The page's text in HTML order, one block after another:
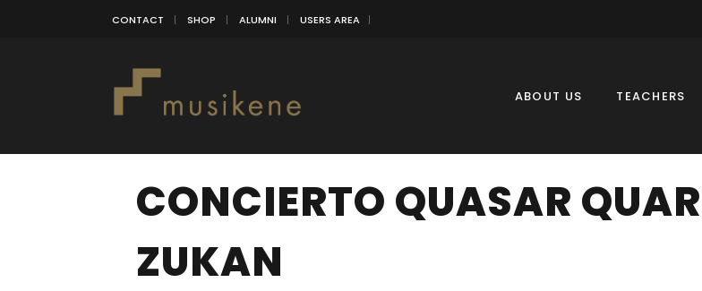
CONTACT SHOP ALUMNI USERS AREA
ABOUT US TEACHERS
CONCIERTO QUASAR
ZUKAN